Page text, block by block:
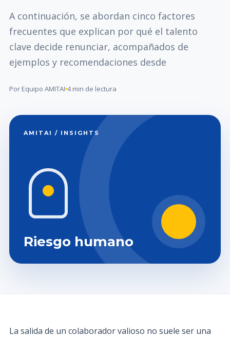
A continuación, se abordan cinco factores
frecuentes que explican por qué el talento
clave decide renunciar, acompañados de
ejemplos y recomendaciones desde
Por Equipo AMITAI 4 min de lectura
AMITAI / INSIGHTS
Riesgo humano
La salida de un colaborador valioso no suele ser una